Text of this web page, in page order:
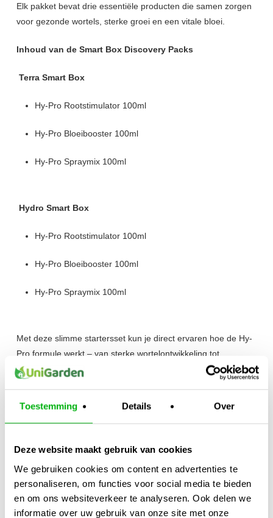
Toestemming Details Over
Deze website maakt gebruik van cookies
We gebruiken cookies om content en advertenties te
personaliseren, om functies voor social media te bieden
en om ons websiteverkeer te analyseren. Ook delen we
informatie over uw gebruik van onze site met onze
Elk pakket bevat drie essentiële producten die samen zorgen
voor gezonde wortels, sterke groei en een vitale bloei.
Inhoud van de Smart Box Discovery Packs
Terra Smart Box
Hy-Pro Rootstimulator 100ml
Hy-Pro Bloeibooster 100ml
Hy-Pro Spraymix 100ml
Hydro Smart Box
Hy-Pro Rootstimulator 100ml
Hy-Pro Bloeibooster 100ml
Hy-Pro Spraymix 100ml
Met deze slimme startersset kun je direct ervaren hoe de Hy-
Pro formule werkt – van sterke wortelontwikkeling tot
krachtige bloei.
Gebruik volgens het Hy-Pro voedingsschema voor jouw
teeltsysteem.
kennis wil maken met het Hy-Pro assortiment.
Kijk ook naar:https://unigarden.nl/product-
category/vijverirrigatie/ph-ec-meters/